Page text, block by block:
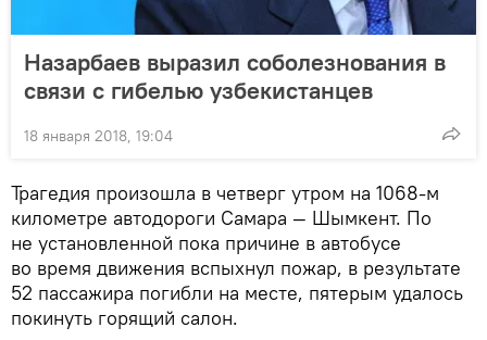
Назарбаев выразил соболезнования в
связи с гибелью узбекистанцев
18 января 2018, 19:04
Трагедия произошла в четверг утром на 1068-м
километре автодороги Самара — Шымкент. По
не установленной пока причине в автобусе
во время движения вспыхнул пожар, в результате
52 пассажира погибли на месте, пятерым удалось
покинуть горящий салон.